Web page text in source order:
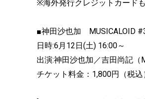
※海外発行クレジットカード
■神田沙也加 MUSICALOID
日時:6月12日(土) 16:00～
出演:神田沙也加／吉田尚記（
チケット料金：1,800円（税込